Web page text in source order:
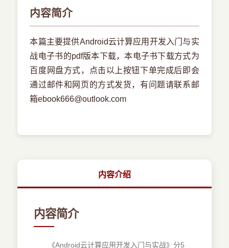
内容简介
本篇主要提供Android云计算应用开发入门与实
战电子书的pdf版本下载，本电子书下载方式为
百度网盘方式，点击以上按钮下单完成后即会
通过邮件和网页的方式发货，有问题请联系邮
箱ebook666@outlook.com
内容介绍
内容简介
《Android云计算应用开发入门与实战》分5